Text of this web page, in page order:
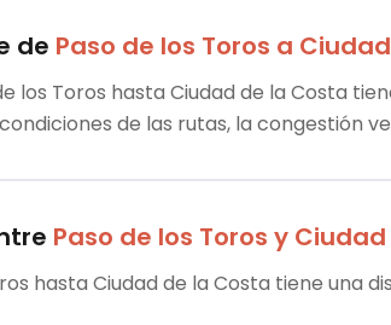
de Paso de los Toros a
los Toros hasta Ciudad de la Costa
de las rutas, la congestión
Paso de los Toros y
hasta Ciudad de la Costa tiene una